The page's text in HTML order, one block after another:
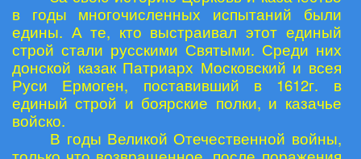
в годы многочисленных испытаний были
едины. А те, кто выстраивал этот единый
строй стали русскими Святыми. Среди них
донской казак Патриарх Московский и всея
Руси Ермоген, поставивший в 1612г. в
единый строй и боярские полки, и казачье
войско.
В годы Великой Отечественной войны,